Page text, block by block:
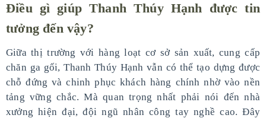
Điều gì giúp Thanh Thúy Hạnh được tin
tưởng đến vậy?
Giữa thị trường với hàng loạt cơ sở sản xuất, cung cấp
chăn ga gối, Thanh Thúy Hạnh vẫn có thể tạo dựng được
chỗ đứng và chinh phục khách hàng chính nhờ vào nền
tảng vững chắc. Mà quan trọng nhất phải nói đến nhà
xưởng hiện đại, đội ngũ nhân công tay nghề cao. Đây